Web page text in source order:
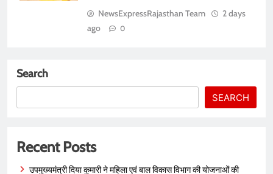
NewsExpressRajasthan Team
2 days
ago
0
Search
SEARCH
Recent Posts
उपमुख्यमंत्री दिया कुमारी ने महिला एवं बाल विकास विभाग की योजनाओं की